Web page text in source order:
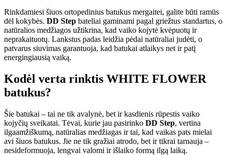
Rinkdamiesi šiuos ortopedinius batukus mergaitei, galite būti ramūs
dėl kokybės. DD Step bateliai gaminami pagal griežtus standartus, o
natūralios medžiagos užtikrina, kad vaiko kojytė kvėpuotų ir
neprakaituotų. Lankstus padas leidžia pėdai natūraliai judėti, o
patvarus siuvimas garantuoja, kad batukai atlaikys net ir patį
energingiausią vaiką.
Kodėl verta rinktis WHITE FLOWER
batukus?
Šie batukai – tai ne tik avalynė, bet ir kasdienis rūpestis vaiko
kojyčių sveikatai. Tėvai, kurie jau pasirinko DD Step, vertina
ilgaamžiškumą, natūralias medžiagas ir tai, kad vaikas pats mielai
avi šiuos batukus. Jie ne tik gražiai atrodo, bet ir tikrai tarnauja –
nesideformuoja, lengvai valomi ir išlaiko formą ilgą laiką.